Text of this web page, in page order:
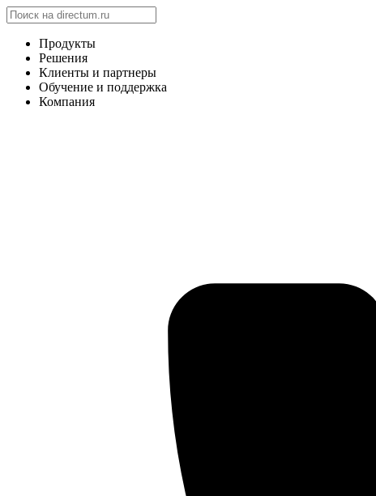
Продукты
Решения
Клиенты и партнеры
Обучение и поддержка
Компания